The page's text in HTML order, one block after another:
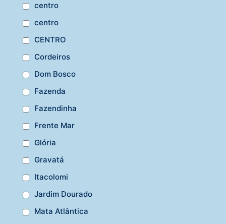
centro
centro
CENTRO
Cordeiros
Dom Bosco
Fazenda
Fazendinha
Frente Mar
Glória
Gravatá
Itacolomi
Jardim Dourado
Mata Atlântica